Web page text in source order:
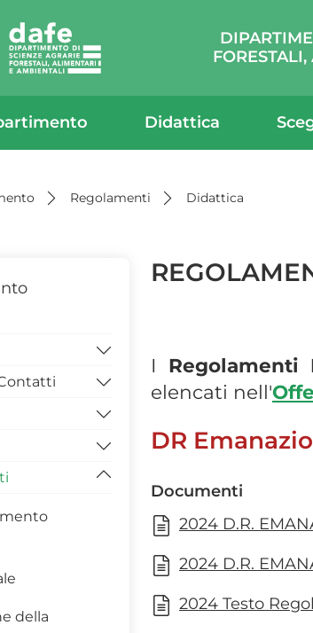
Didattica
Regolamenti Didattica
I Regolamenti
elencati nell'
DR
Documenti
2024 D.R.
2024 D.R.
2024 Testo
2DA
3A
3B
di Direzione
della